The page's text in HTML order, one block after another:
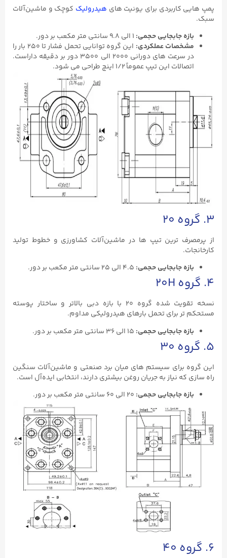
پمپ‌ هایی کاربردی برای یونیت ‌های هیدرولیک کوچک و ماشین‌آلات
سبک.
بازه جابجایی حجمی:
مشخصات عملکردی:
این گروه توانایی تحمل فشار تا ۲۵۰ بار را
در سرعت‌ های دورانی ۲۰۰۰ الی ۳۵۰۰ دور بر دقیقه داراست.
اتصالات این تیپ عموماً ۱/۲ اینچ طراحی می ‌شود.
۳. گروه ۲۰
از پرمصرف ‌ترین تیپ ‌ها در ماشین‌آلات کشاورزی و خطوط تولید
کارخانجات.
بازه جابجایی حجمی:
۴. گروه 20H
نسخه تقویت‌ شده گروه ۲۰ با بازه دبی بالاتر و ساختار پوسته
مستحکم‌ تر برای تحمل بارهای هیدرولیکی مداوم.
بازه جابجایی حجمی:
۵. گروه ۳۰
این گروه برای سیستم‌ های میان ‌برد صنعتی و ماشین‌آلات سنگین
راه سازی که نیاز به جریان روغن بیشتری دارند، انتخابی ایده‌آل است.
بازه جابجایی حجمی:
۶. گروه ۴۰